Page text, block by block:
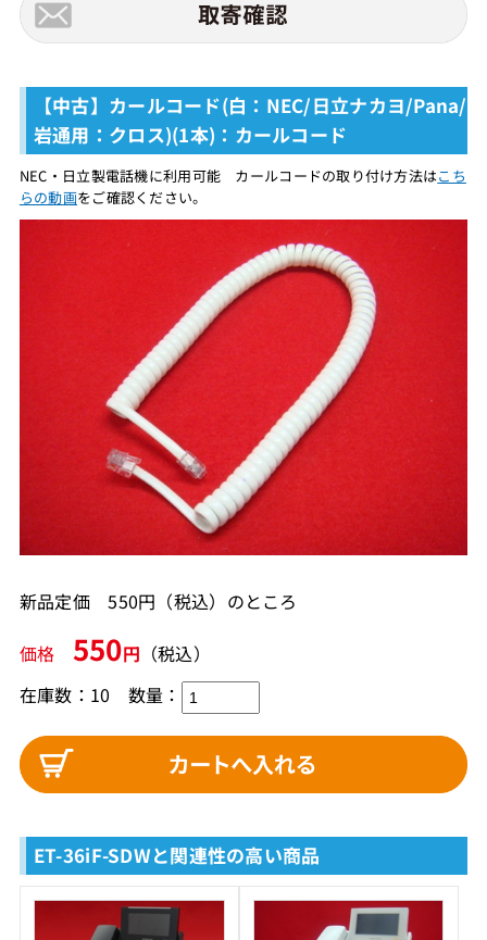
【中古】カールコード(白：NEC/日立ナカヨ/Pana/
岩通用：クロス)(1本)：カールコード
NEC・日立製電話機に利用可能 カールコードの取り付け方法はこち
らの動画をご確認ください。
新品定価 550円（税込）のところ
価格 550円 （税込）
在庫数：10 数量：
ET-36iF-SDWと関連性の高い商品